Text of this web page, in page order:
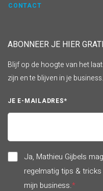
CONTACT
ABONNEER JE HIER
Blijf op de hoogte van het
zijn en te blijven in je business.
JE E-MAILADRES*
Ja, Mathieu Gijbels
regelmatig tips &
mijn business.*